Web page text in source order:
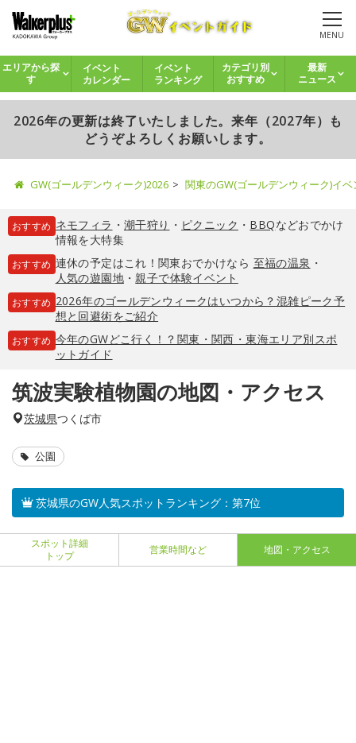
MENU
エリアから探
す
イベント
カレンダー
イベント
ランキング
カテゴリ別
おすすめ
最新
ニュース
2026年の更新は終了いたしました。来年（2027年）も
どうぞよろしくお願いします。
GW(ゴールデンウィーク)2026 関東のGW(ゴールデンウィーク)イ
おすすめ ネモフィラ ・ 潮干狩り ・ ピクニック ・ BBQなどおでかけ
情報を大特集
おすすめ 連休の予定はこれ！関東おでかけなら 至福の温泉 ・
人気の遊園地・親子で体験イベント
おすすめ 2026年のゴールデンウィークはいつから？混雑ピーク予
想と回避術をご紹介
おすすめ 今年のGWどこ行く！？関東・関西・東海エリア別スポ
ットガイド
筑波実験植物園の地図・アクセス
茨城県つくば市
公園
茨城県のGW人気スポットランキング：第7位
スポット詳細
トップ
営業時間など 地図・アクセス